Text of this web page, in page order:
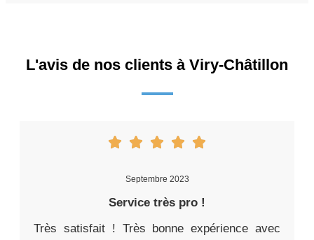
L'avis de nos clients à Viry-Châtillon
Septembre 2023
Service très pro !
Très satisfait ! Très bonne expérience avec